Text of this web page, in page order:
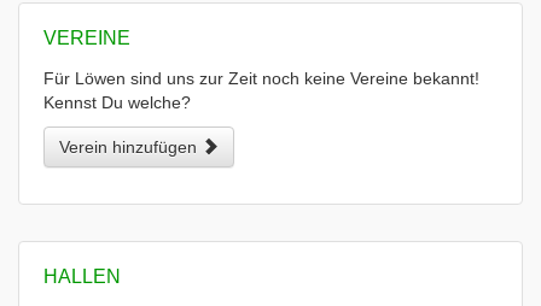
VEREINE
Für Löwen sind uns zur Zeit noch keine Vereine bekannt!
Kennst Du welche?
Verein hinzufügen
HALLEN